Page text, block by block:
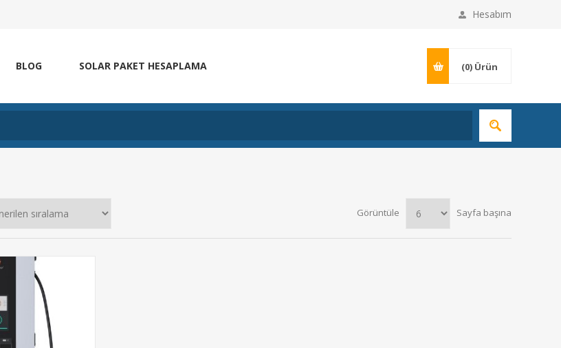
Hesabım
BLOG SOLAR PAKET HESAPLAMA (0) Ürün
Görüntüle Sayfa başına